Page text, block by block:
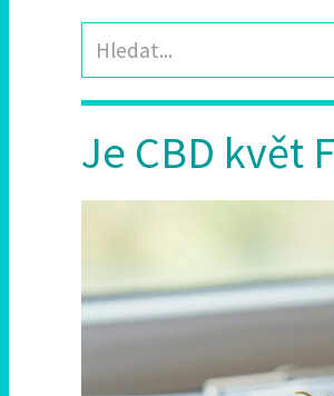
Je CBD květ